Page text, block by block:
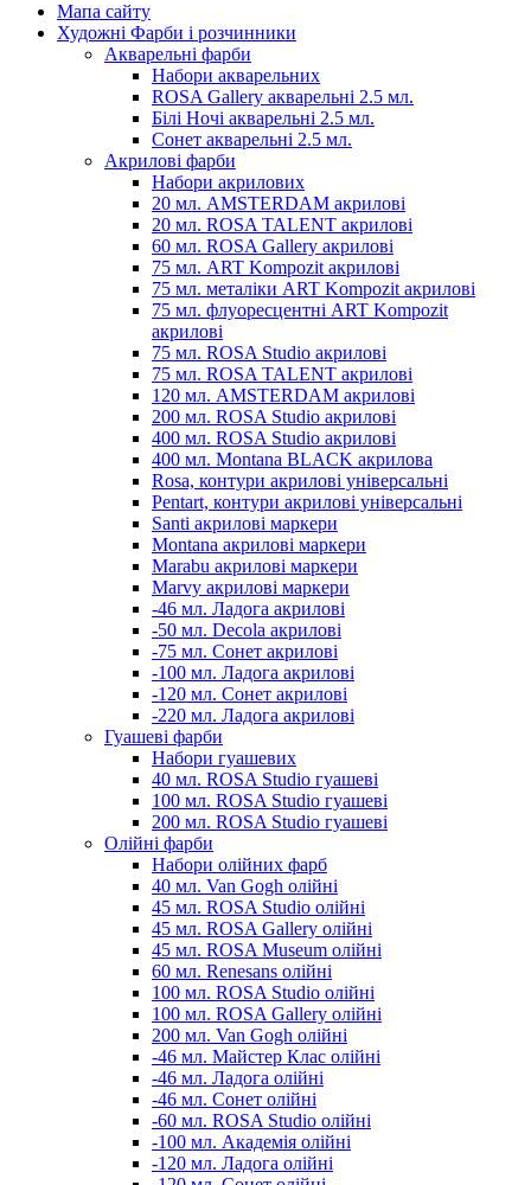
Мапа сайту
Художні Фарби і розчинники
Акварельні фарби
Набори акварельних
ROSA Gallery акварельні 2.5 мл.
Білі Ночі акварельні 2.5 мл.
Сонет акварельні 2.5 мл.
Акрилові фарби
Набори акрилових
20 мл. AMSTERDAM акрилові
20 мл. ROSA TALENT акрилові
60 мл. ROSA Gallery акрилові
75 мл. ART Kompozit акрилові
75 мл. металіки ART Kompozit акрилові
75 мл. флуоресцентні ART Kompozit
акрилові
75 мл. ROSA Studio акрилові
75 мл. ROSA TALENT акрилові
120 мл. AMSTERDAM акрилові
200 мл. ROSA Studio акрилові
400 мл. ROSA Studio акрилові
400 мл. Montana BLACK акрилова
Rosa, контури акрилові універсальні
Pentart, контури акрилові універсальні
Santi акрилові маркери
Montana акрилові маркери
Marabu акрилові маркери
Marvy акрилові маркери
-46 мл. Ладога акрилові
-50 мл. Decola акрилові
-75 мл. Сонет акрилові
-100 мл. Ладога акрилові
-120 мл. Сонет акрилові
-220 мл. Ладога акрилові
Гуашеві фарби
Набори гуашевих
40 мл. ROSA Studio гуашеві
100 мл. ROSA Studio гуашеві
200 мл. ROSA Studio гуашеві
Олійні фарби
Набори олійних фарб
40 мл. Van Gogh олійні
45 мл. ROSA Studio олійні
45 мл. ROSA Gallery олійні
45 мл. ROSA Museum олійні
60 мл. Renesans олійні
100 мл. ROSA Studio олійні
100 мл. ROSA Gallery олійні
200 мл. Van Gogh олійні
-46 мл. Майстер Клас олійні
-46 мл. Ладога олійні
-46 мл. Сонет олійні
-60 мл. ROSA Studio олійні
-100 мл. Академія олійні
-120 мл. Ладога олійні